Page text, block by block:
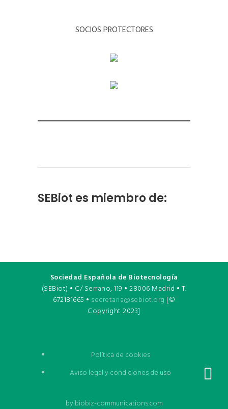
SOCIOS PROTECTORES
SEBiot es miembro de:
Sociedad Española de Biotecnología
(SEBiot) • C/ Serrano, 119 • 28006 Madrid • T.
672181665 • secretaria@sebiot.org [©
Copyright 2023]
Política de cookies
Aviso legal y condiciones de uso
bybiobiz-communications.com